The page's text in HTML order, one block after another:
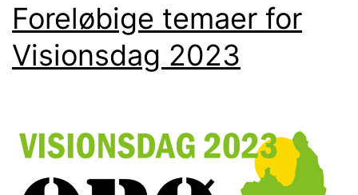
Foreløbige temaer for
Visionsdag 2023